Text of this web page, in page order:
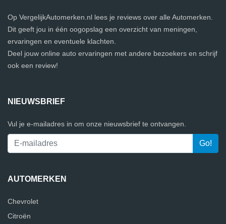
Op VergelijkAutomerken.nl lees je reviews over alle Automerken.
Dit geeft jou in één oogopslag een overzicht van meningen,
ervaringen en eventuele klachten.
Deel jouw online auto ervaringen met andere bezoekers en schrijf
ook een review!
NIEUWSBRIEF
Vul je e-mailadres in om onze nieuwsbrief te ontvangen.
AUTOMERKEN
Chevrolet
Citroën